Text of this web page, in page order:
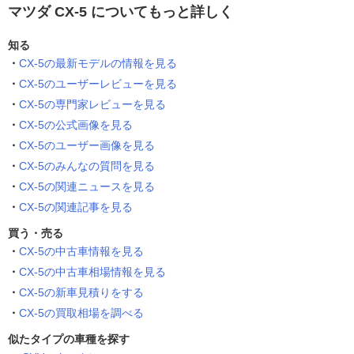
マツダ CX-5 についてもっと詳しく
知る
CX-5の最新モデルの情報を見る
CX-5のユーザーレビューを見る
CX-5の専門家レビューを見る
CX-5の公式画像を見る
CX-5のユーザー画像を見る
CX-5のみんなの質問を見る
CX-5の関連ニュースを見る
CX-5の関連記事を見る
買う・売る
CX-5の中古車情報を見る
CX-5の中古車相場情報を見る
CX-5の新車見積りをする
CX-5の買取相場を調べる
似たタイプの車種を探す